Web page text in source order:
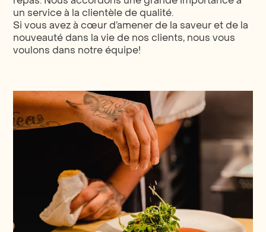
un service à la clientèle de qualité.
Si vous avez à cœur d’amener de la saveur et de la
nouveauté dans la vie de nos clients, nous vous
voulons dans notre équipe!